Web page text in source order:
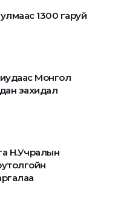
1300 гаруй
Монгол
захидал
Н.Учралын